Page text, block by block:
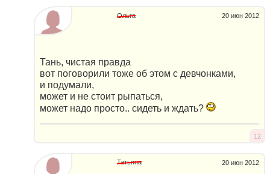
20 июн 2012
Ольга
Тань, чистая правда
вот поговорили тоже об этом с девчонками,
и подумали,
может и не стоит рыпаться,
может надо просто.. сидеть и ждать?
12
20 июн 2012
Татьяна